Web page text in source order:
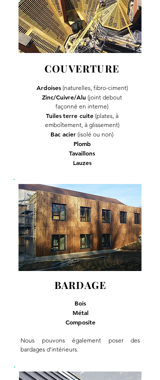
COUVERTURE
Ardoises(naturelles, fibro-ciment)
Zinc/Cuivre/Alu (joint debout
façonné en interne)
Tuiles terre cuite(plates, à
emboîtement, à glissement)
Bac acier (isolé ou non)
Plomb
Tavaillons
Lauzes
BARDAGE
Bois
Métal
Composite
Nous pouvons également poser des
bardages d'intérieurs.